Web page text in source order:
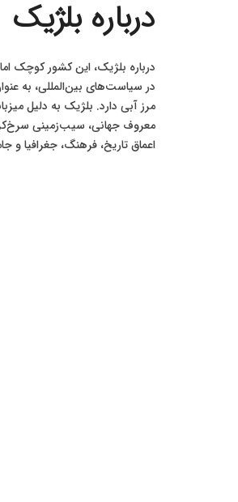
درباره بلژیک
درباره بلژیک، این کشور کوچک
در سیاست‌های بین‌المللی، به
مرز آبی دارد. بلژیک به دلیل
معروف جهانی، سیب‌زمینی
اعماق تاریخ، فرهنگ، جغرافیا